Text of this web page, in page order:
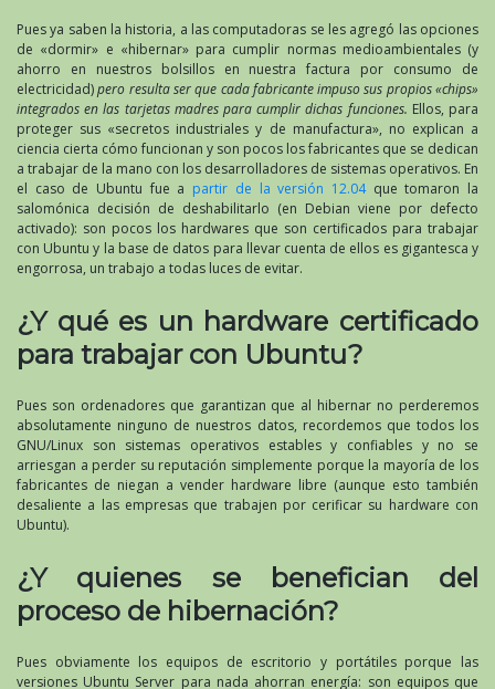
Pues ya saben la historia, a las computadoras se les agregó las opciones
de «dormir» e «hibernar» para cumplir normas medioambientales (y
ahorro en nuestros bolsillos en nuestra factura por consumo de
electricidad)pero resulta ser que cada fabricante impuso sus propios «chips»
integrados en las tarjetas madres para cumplir dichas funciones. Ellos, para
proteger sus «secretos industriales y de manufactura», no explican a
ciencia cierta cómo funcionan y son pocos los fabricantes que se dedican
a trabajar de la mano con los desarrolladores de sistemas operativos. En
el caso de Ubuntu fue a partir de la versión 12.04que tomaron la
salomónica decisión de deshabilitarlo (en Debian viene por defecto
activado): son pocos los hardwares que son certificados para trabajar
con Ubuntu y la base de datos para llevar cuenta de ellos es gigantesca y
engorrosa, un trabajo a todas luces de evitar.
¿Y qué es un hardware certificado
para trabajar con Ubuntu?
Pues son ordenadores que garantizan que al hibernar no perderemos
absolutamente ninguno de nuestros datos, recordemos que todos los
GNU/Linux son sistemas operativos estables y confiables y no se
arriesgan a perder su reputación simplemente porque la mayoría de los
fabricantes de niegan a vender hardware libre (aunque esto también
desaliente a las empresas que trabajen por cerificar su hardware con
Ubuntu).
¿Y quienes se benefician del
proceso de hibernación?
Pues obviamente los equipos de escritorio y portátiles porque las
versiones Ubuntu Server para nada ahorran energía: son equipos que